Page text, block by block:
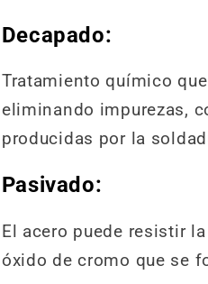
Decapado:
Tratamiento químico
eliminando impurezas,
producidas por la
Pasivado:
El acero puede resistir
óxido de cromo que se